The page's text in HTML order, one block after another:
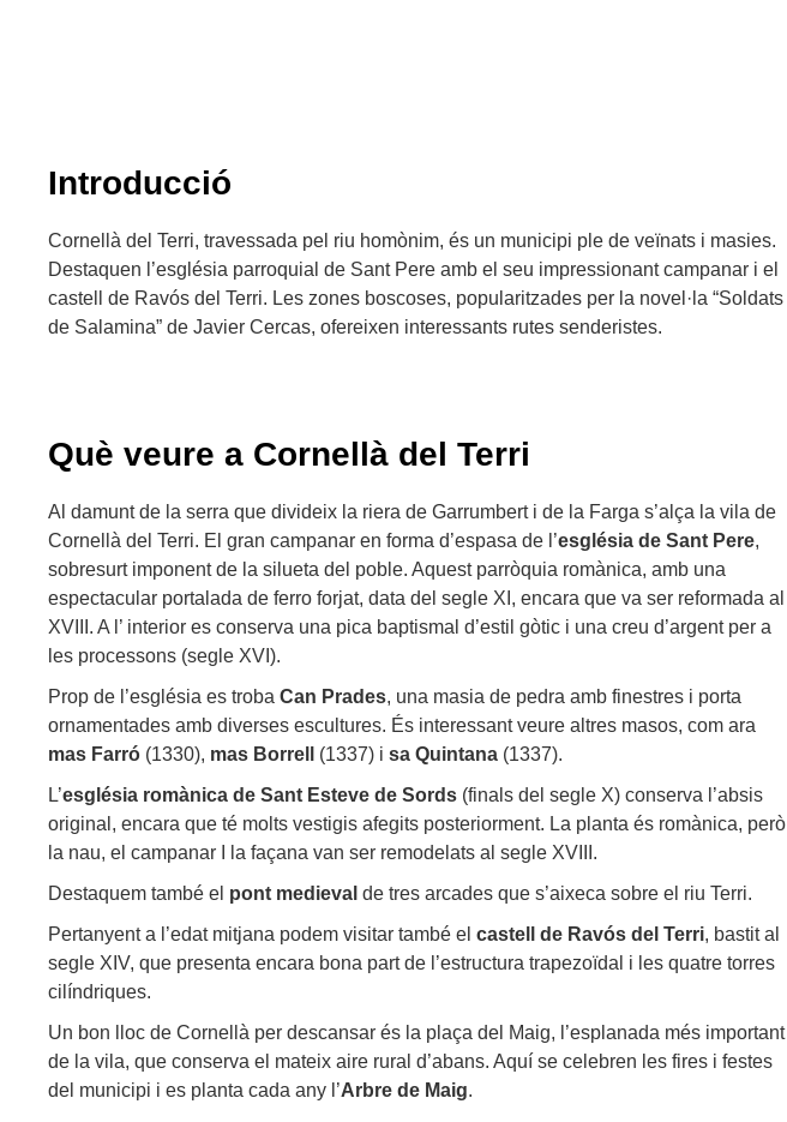
Introducció
Cornellà del Terri, travessada pel riu homònim, és un municipi ple de veïnats i masies.
Destaquen l’església parroquial de Sant Pere amb el seu impressionant campanar i el
castell de Ravós del Terri. Les zones boscoses, popularitzades per la novel·la “Soldats
de Salamina” de Javier Cercas, ofereixen interessants rutes senderistes.
Què veure a Cornellà del Terri
Al damunt de la serra que divideix la riera de Garrumbert i de la Farga s’alça la vila de
Cornellà del Terri. El gran campanar en forma d’espasa de l’església de Sant Pere,
sobresurt imponent de la silueta del poble. Aquest parròquia romànica, amb una
espectacular portalada de ferro forjat, data del segle XI, encara que va ser reformada al
XVIII. A l’ interior es conserva una pica baptismal d’estil gòtic i una creu d’argent per a
les processons (segle XVI).
Prop de l’església es troba Can Prades, una masia de pedra amb finestres i porta
ornamentades amb diverses escultures. És interessant veure altres masos, com ara
mas Farró (1330), mas Borrell (1337) i sa Quintana (1337).
L’església romànica de Sant Esteve de Sords (finals del segle X) conserva l’absis
original, encara que té molts vestigis afegits posteriorment. La planta és romànica, però
la nau, el campanar I la façana van ser remodelats al segle XVIII.
Destaquem també el pont medieval de tres arcades que s’aixeca sobre el riu Terri.
Pertanyent a l’edat mitjana podem visitar també el castell de Ravós del Terri, bastit al
segle XIV, que presenta encara bona part de l’estructura trapezoïdal i les quatre torres
cilíndriques.
Un bon lloc de Cornellà per descansar és la plaça del Maig, l’esplanada més important
de la vila, que conserva el mateix aire rural d’abans. Aquí se celebren les fires i festes
del municipi i es planta cada any l’Arbre de Maig.